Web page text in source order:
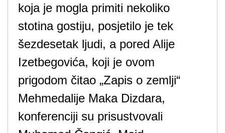
koja je mogla primiti nekoliko
stotina gostiju, posjetilo je tek
šezdesetak ljudi, a pored Alije
Izetbegovića, koji je ovom
prigodom čitao „Zapis o zemlji“
Mehmedalije Maka Dizdara,
konferenciji su prisustvovali